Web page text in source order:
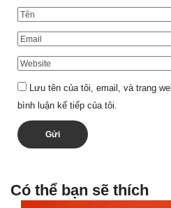
Lưu tên của tôi, email, và trang
bình luận kế tiếp của tôi.
Có thể bạn sẽ thích